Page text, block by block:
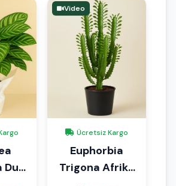
Dua
Video
Ücretsiz Kargo
Euphorbia
Trigona Afrika